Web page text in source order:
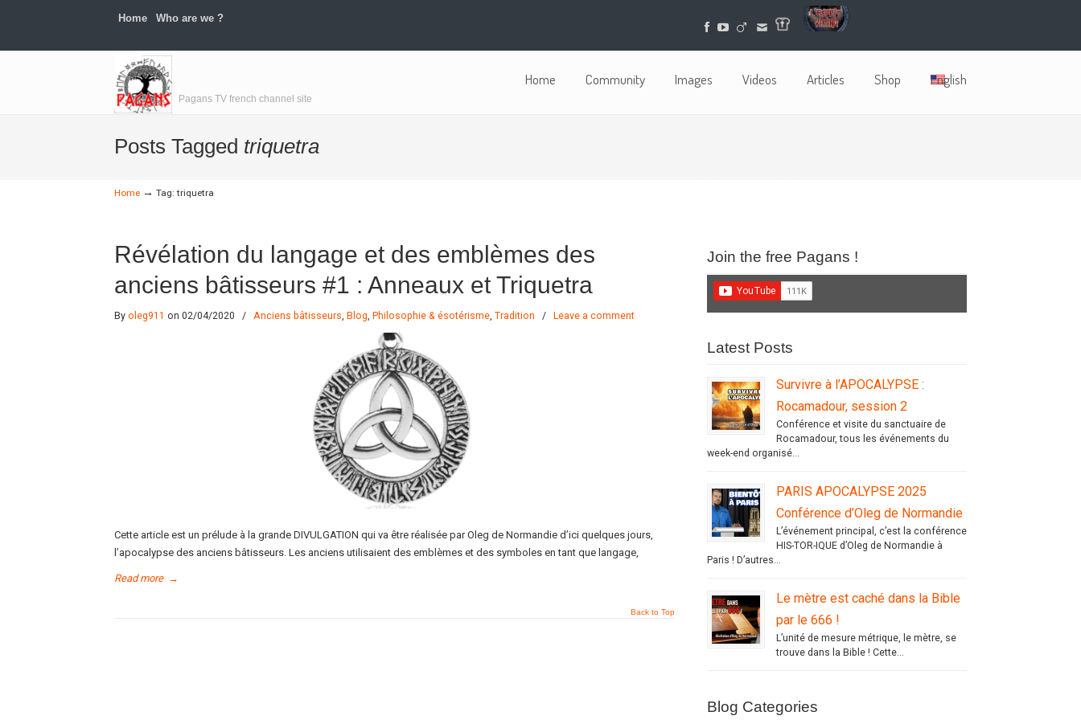
Home Who are we ?
Pagans TV french channel site
Home Community Images Videos Articles Shop
English
Navigation
Posts Tagged triquetra
Home → Tag: triquetra
Révélation du langage et des emblèmes des
anciens bâtisseurs #1 : Anneaux et Triquetra
By oleg911 on 02/04/2020 / Anciens bâtisseurs, Blog, Philosophie & ésotérisme, Tradition / Leave a comment
Cette article est un prélude à la grande DIVULGATION qui va être réalisée par Oleg de Normandie d’ici quelques jours,
l’apocalypse des anciens bâtisseurs. Les anciens utilisaient des emblèmes et des symboles en tant que langage,
Read more →
Back to Top
Join the free Pagans !
Latest Posts
Survivre à l’APOCALYPSE :
Rocamadour, session 2
Conférence et visite du sanctuaire de
Rocamadour, tous les événements du
week-end organisé...
PARIS APOCALYPSE 2025
Conférence d’Oleg de Normandie
L’événement principal, c’est la conférence
HIS-TOR-IQUE d’Oleg de Normandie à
Paris ! D’autres...
Le mètre est caché dans la Bible
par le 666 !
L’unité de mesure métrique, le mètre, se
trouve dans la Bible ! Cette...
Blog Categories